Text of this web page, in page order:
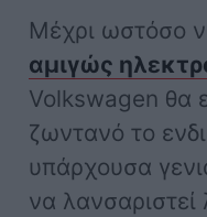
Μέχρι ωστόσο
αμιγώς
Volkswagen θα
ζωντανό το
υπάρχουσα
να λανσαριστεί